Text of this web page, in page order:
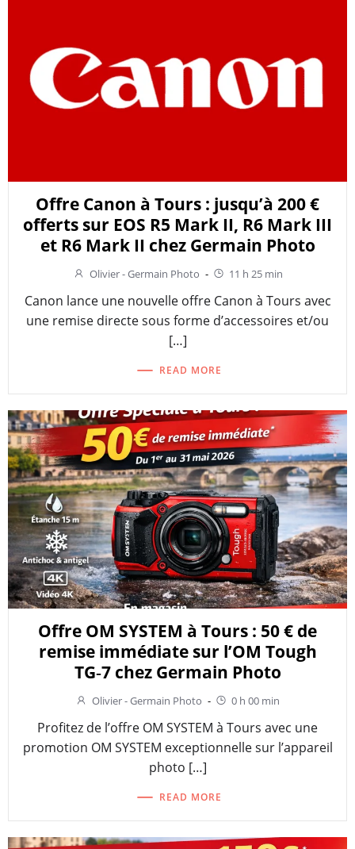
Offre Canon à Tours : jusqu’à 200 €
offerts sur EOS R5 Mark II, R6 Mark III
et R6 Mark II chez Germain Photo
Olivier - Germain Photo - 11 h 25 min
Canon lance une nouvelle offre Canon à Tours avec
une remise directe sous forme d’accessoires et/ou
[…]
READ MORE
Offre OM SYSTEM à Tours : 50 € de
remise immédiate sur l’OM Tough
TG‑7 chez Germain Photo
Olivier - Germain Photo - 0 h 00 min
Profitez de l’offre OM SYSTEM à Tours avec une
promotion OM SYSTEM exceptionnelle sur l’appareil
photo […]
READ MORE